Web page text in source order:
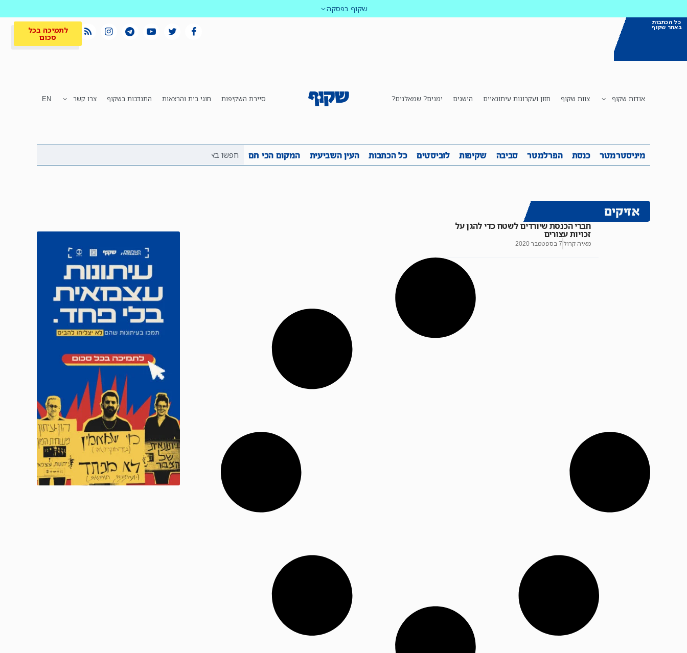
שקוף בפסקה
כל הכתבות
באתר שקוף לתמיכה בכל
סכום
אודות שקוף צוות שקוף חזון ועקרונות עיתונאיים הישגים ימנים? שמאלנים? סיירת השקיפות חוגי בית והרצאות התנדבות בשקוף צרו קשר EN
מיניסטרמטר כנסת הפרלמטר סביבה שקיפות לוביסטים כל הכתבות העין השביעית המקום הכי חם
מיניסטרמטר כנסת הפרלמטר סביבה שקיפות לוביסטים כל הכתבות העין השביעית המקום הכי חם לתמיכה בכל
אזיקים
חברי הכנסת שיורדים לשטח כדי להגן על
זכויות עצורים
מאיה קרול 7 בספטמבר 2020